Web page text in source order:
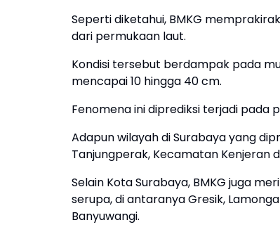
Seperti diketahui, BMKG
dari permukaan laut.
Kondisi tersebut berdampak pada
mencapai 10 hingga 40 cm.
Fenomena ini diprediksi terjadi pada
Adapun wilayah di Surabaya yang
Tanjungperak, Kecamatan Kenjeran
Selain Kota Surabaya, BMKG juga
serupa, di antaranya Gresik,
Banyuwangi.